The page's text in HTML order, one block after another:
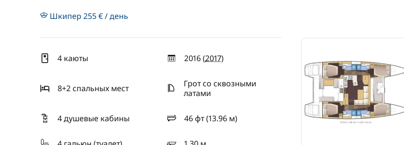
Шкипер 255 € / день
4 каюты 2016 (2017)
год
8+2 спальныx мест
Грот со сквозными
латами
4 душевые кабины 46 фт (13.96 м)
длина